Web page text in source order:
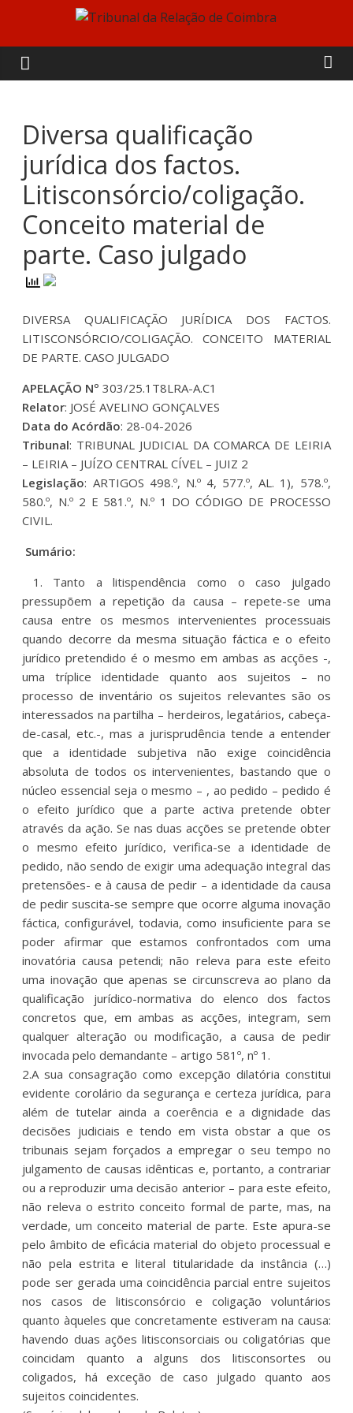
content
Tribunal
da
Relação
de
Coimbra
Diversa qualificação
jurídica dos factos.
Litisconsórcio/coligação.
Conceito material de
parte. Caso julgado
DIVERSA QUALIFICAÇÃO JURÍDICA DOS FACTOS.
LITISCONSÓRCIO/COLIGAÇÃO. CONCEITO MATERIAL
DE PARTE. CASO JULGADO
APELAÇÃO Nº 303/25.1T8LRA-A.C1
Relator: JOSÉ AVELINO GONÇALVES
Data do Acórdão: 28-04-2026
Tribunal: TRIBUNAL JUDICIAL DA COMARCA DE LEIRIA
– LEIRIA – JUÍZO CENTRAL CÍVEL – JUIZ 2
Legislação: ARTIGOS 498.º, N.º 4, 577.º, AL. 1), 578.º,
580.º, N.º 2 E 581.º, N.º 1 DO CÓDIGO DE PROCESSO
CIVIL.
Sumário:
1. Tanto a litispendência como o caso julgado
pressupõem a repetição da causa – repete-se uma
causa entre os mesmos intervenientes processuais
quando decorre da mesma situação fáctica e o efeito
jurídico pretendido é o mesmo em ambas as acções -,
uma tríplice identidade quanto aos sujeitos – no
processo de inventário os sujeitos relevantes são os
interessados na partilha – herdeiros, legatários, cabeça-
de-casal, etc.-, mas a jurisprudência tende a entender
que a identidade subjetiva não exige coincidência
absoluta de todos os intervenientes, bastando que o
núcleo essencial seja o mesmo – , ao pedido – pedido é
o efeito jurídico que a parte activa pretende obter
através da ação. Se nas duas acções se pretende obter
o mesmo efeito jurídico, verifica-se a identidade de
pedido, não sendo de exigir uma adequação integral das
pretensões- e à causa de pedir – a identidade da causa
de pedir suscita-se sempre que ocorre alguma inovação
fáctica, configurável, todavia, como insuficiente para se
poder afirmar que estamos confrontados com uma
inovatória causa petendi; não releva para este efeito
uma inovação que apenas se circunscreva ao plano da
qualificação jurídico-normativa do elenco dos factos
concretos que, em ambas as acções, integram, sem
qualquer alteração ou modificação, a causa de pedir
invocada pelo demandante – artigo 581º, nº 1.
2.A sua consagração como excepção dilatória constitui
evidente corolário da segurança e certeza jurídica, para
além de tutelar ainda a coerência e a dignidade das
decisões judiciais e tendo em vista obstar a que os
tribunais sejam forçados a empregar o seu tempo no
julgamento de causas idênticas e, portanto, a contrariar
ou a reproduzir uma decisão anterior – para este efeito,
não releva o estrito conceito formal de parte, mas, na
verdade, um conceito material de parte. Este apura-se
pelo âmbito de eficácia material do objeto processual e
não pela estrita e literal titularidade da instância (…)
pode ser gerada uma coincidência parcial entre sujeitos
nos casos de litisconsórcio e coligação voluntários
quanto àqueles que concretamente estiveram na causa:
havendo duas ações litisconsorciais ou coligatórias que
coincidam quanto a alguns dos litisconsortes ou
coligados, há exceção de caso julgado quanto aos
sujeitos coincidentes.